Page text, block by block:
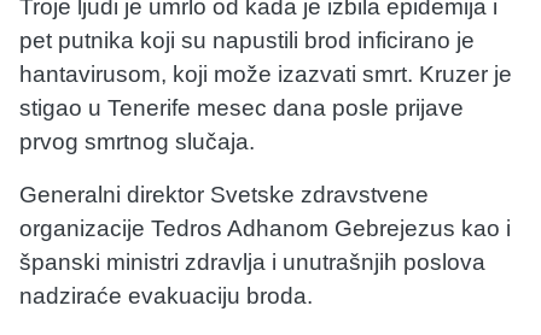
Troje ljudi je umrlo od kada je izbila epidemija i
pet putnika koji su napustili brod inficirano je
hantavirusom, koji može izazvati smrt. Kruzer je
stigao u Tenerife mesec dana posle prijave
prvog smrtnog slučaja.
Generalni direktor Svetske zdravstvene
organizacije Tedros Adhanom Gebrejezus kao i
španski ministri zdravlja i unutrašnjih poslova
nadziraće evakuaciju broda.